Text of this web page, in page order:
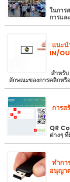
ในการ
การแ
แนะน
IN/
สำหรั
ลักษณะของการคลิกหรื
การส
QR
ต่างๆ
ทำกา
อนุญา